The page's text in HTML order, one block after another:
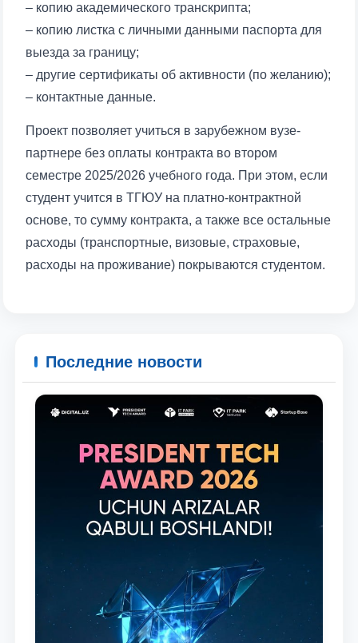
Ваш номер телефона
Почта
отправить
– копию академического транскрипта;
– копию листка с личными данными паспорта для
выезда за границу;
– другие сертификаты об активности (по желанию);
– контактные данные.
Проект позволяет учиться в зарубежном вузе-
партнере без оплаты контракта во втором
семестре 2025/2026 учебного года. При этом, если
студент учится в ТГЮУ на платно-контрактной
основе, то сумму контракта, а также все остальные
расходы (транспортные, визовые, страховые,
расходы на проживание) покрываются студентом.
Последние новости